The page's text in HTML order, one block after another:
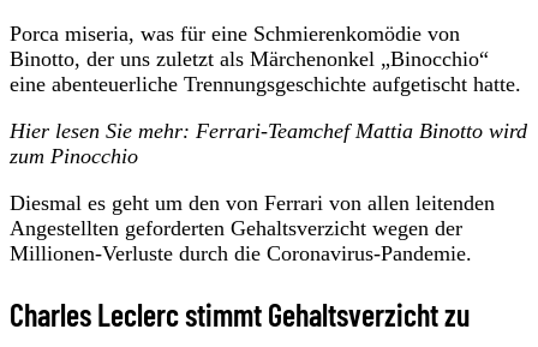
Porca miseria, was für eine Schmierenkomödie von
Binotto, der uns zuletzt als Märchenonkel „Binocchio“
eine abenteuerliche Trennungsgeschichte aufgetischt hatte.
Hier lesen Sie mehr: Ferrari-Teamchef Mattia Binotto wird
zum Pinocchio
Diesmal es geht um den von Ferrari von allen leitenden
Angestellten geforderten Gehaltsverzicht wegen der
Millionen-Verluste durch die Coronavirus-Pandemie.
Charles Leclerc stimmt Gehaltsverzicht zu